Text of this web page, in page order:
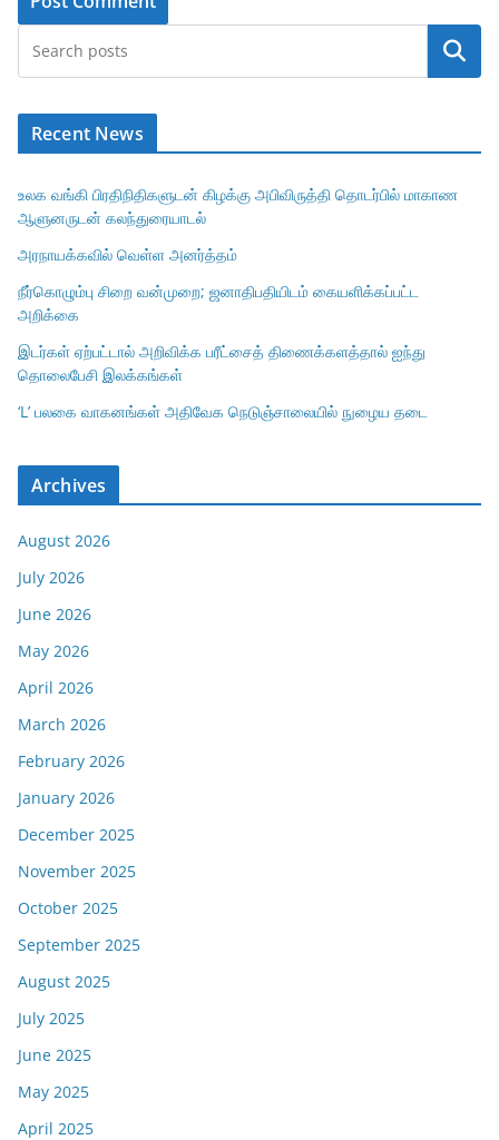
Search
Recent News
உலக வங்கி பிரதிநிதிகளுடன் கிழக்கு அபிவிருத்தி தொடர்பில் மாகாண
ஆளுனருடன் கலந்துரையாடல்
அரநாயக்கவில் வெள்ள அனர்த்தம்
நீர்கொழும்பு சிறை வன்முறை; ஜனாதிபதியிடம் கையளிக்கப்பட்ட
அறிக்கை
இடர்கள் ஏற்பட்டால் அறிவிக்க பரீட்சைத் திணைக்களத்தால் ஐந்து
தொலைபேசி இலக்கங்கள்
‘L’ பலகை வாகனங்கள் அதிவேக நெடுஞ்சாலையில் நுழைய தடை
Archives
August 2026
July 2026
June 2026
May 2026
April 2026
March 2026
February 2026
January 2026
December 2025
November 2025
October 2025
September 2025
August 2025
July 2025
June 2025
May 2025
April 2025